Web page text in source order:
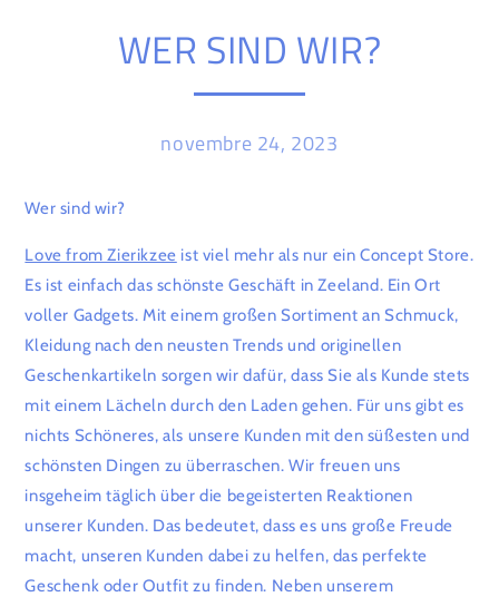
WER SIND WIR?
novembre 24, 2023
Wer sind wir?
Love from Zierikzee ist viel mehr als nur ein Concept Store.
Es ist einfach das schönste Geschäft in Zeeland. Ein Ort
voller Gadgets. Mit einem großen Sortiment an Schmuck,
Kleidung nach den neusten Trends und originellen
Geschenkartikeln sorgen wir dafür, dass Sie als Kunde stets
mit einem Lächeln durch den Laden gehen. Für uns gibt es
nichts Schöneres, als unsere Kunden mit den süßesten und
schönsten Dingen zu überraschen. Wir freuen uns
insgeheim täglich über die begeisterten Reaktionen
unserer Kunden. Das bedeutet, dass es uns große Freude
macht, unseren Kunden dabei zu helfen, das perfekte
Geschenk oder Outfit zu finden. Neben unserem